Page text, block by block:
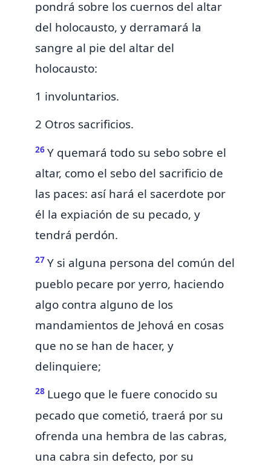
pondrá sobre los cuernos del altar
del holocausto, y derramará la
sangre al pie del altar del
holocausto:
1 involuntarios.
2 Otros sacrificios.
26 Y quemará todo su sebo sobre el
altar, como el sebo del sacrificio de
las paces: así hará el sacerdote por
él la expiación de su pecado, y
tendrá perdón.
27 Y si alguna persona del común del
pueblo pecare por yerro, haciendo
algo contra alguno de los
mandamientos de Jehová en cosas
que no se han de hacer, y
delinquiere;
28 Luego que le fuere conocido su
pecado que cometió, traerá por su
ofrenda una hembra de las cabras,
una cabra sin defecto, por su